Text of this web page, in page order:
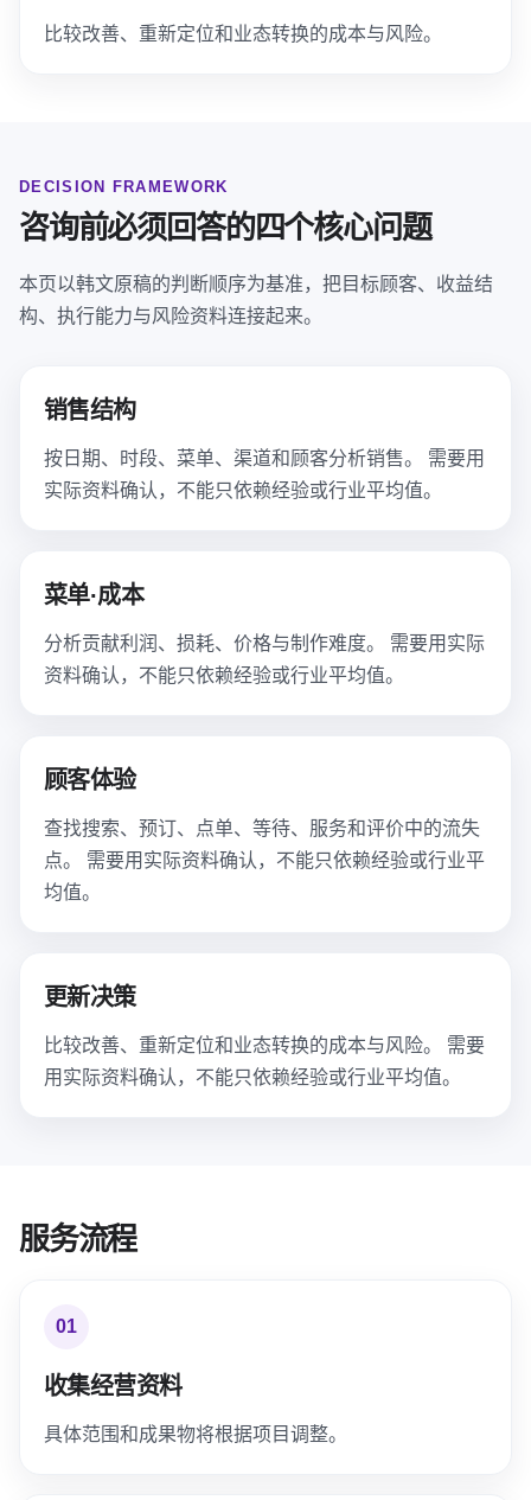
比较改善、重新定位和业态转换的成本与风险。
DECISION FRAMEWORK
咨询前必须回答的四个核心问题
本页以韩文原稿的判断顺序为基准，把目标顾客、收益结
构、执行能力与风险资料连接起来。
销售结构
按日期、时段、菜单、渠道和顾客分析销售。 需要用
实际资料确认，不能只依赖经验或行业平均值。
菜单·成本
分析贡献利润、损耗、价格与制作难度。 需要用实际
资料确认，不能只依赖经验或行业平均值。
顾客体验
查找搜索、预订、点单、等待、服务和评价中的流失
点。 需要用实际资料确认，不能只依赖经验或行业平
均值。
更新决策
比较改善、重新定位和业态转换的成本与风险。 需要
用实际资料确认，不能只依赖经验或行业平均值。
服务流程
01
收集经营资料
具体范围和成果物将根据项目调整。